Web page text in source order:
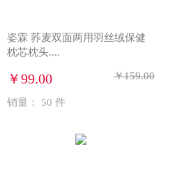
姿霖 荞麦双面两用羽丝绒保健
枕芯枕头....
￥99.00 ￥159.00
销量： 50 件